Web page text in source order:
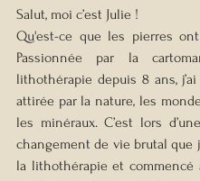
Salut, moi c’est Julie !
Qu'est-ce que les pierres
Passionnée par la
lithothérapie depuis 8 ans,
attirée par la nature, les
les minéraux. C’est lors
changement de vie brutal que
la lithothérapie et commencé